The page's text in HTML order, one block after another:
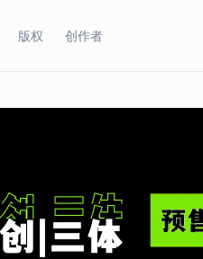
版权 创作者